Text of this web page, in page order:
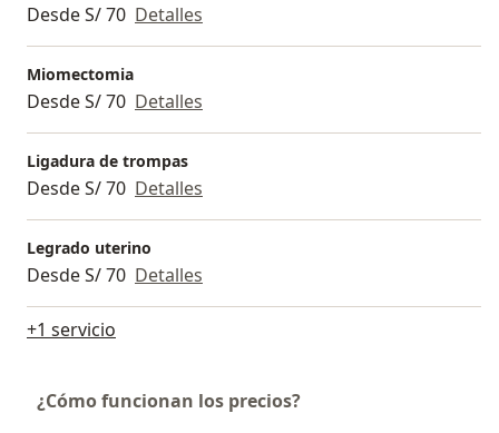
Desde S/ 70 Detalles
Miomectomia
Desde S/ 70 Detalles
Ligadura de trompas
Desde S/ 70 Detalles
Legrado uterino
Desde S/ 70 Detalles
+1 servicio
¿Cómo funcionan los precios?